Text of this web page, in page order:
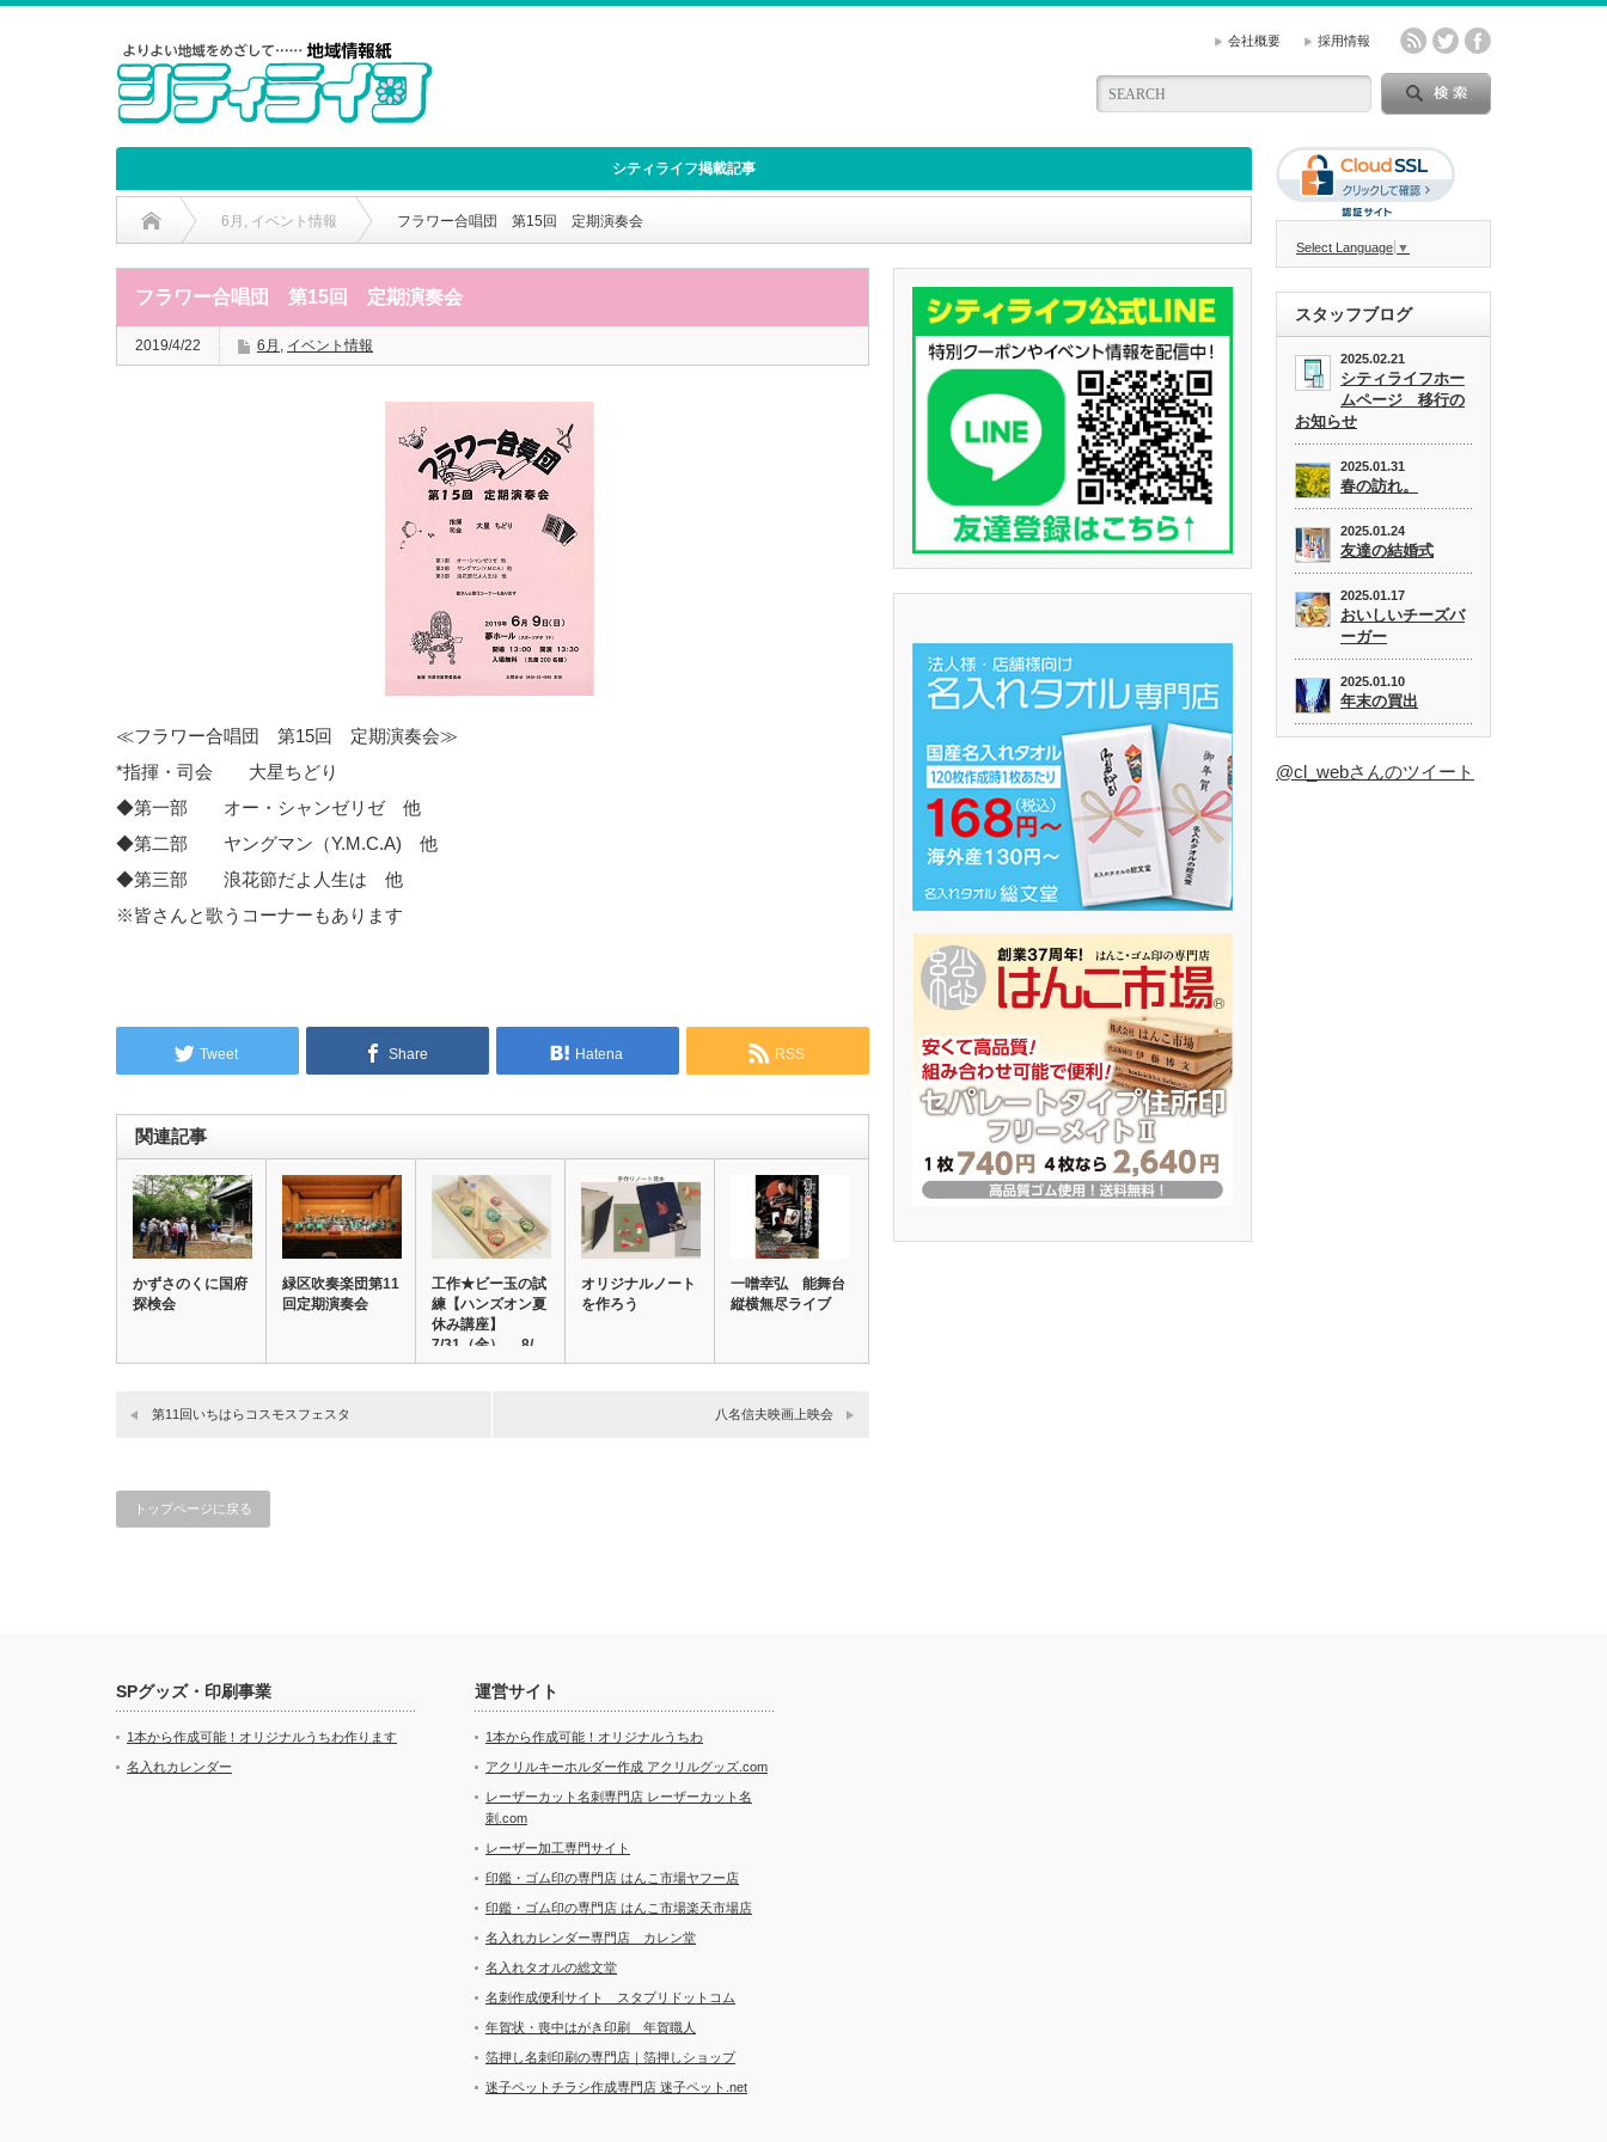
会社概要 採用情報
シティライフ掲載記事
6月 , イベント情報 フラワー合唱団 第15回 定期演奏会
フラワー合唱団 第15回 定期演奏会
2019/4/22 6月 , イベント情報
≪フラワー合唱団 第15回 定期演奏会≫
*指揮・司会 大星ちどり
◆第一部 オー・シャンゼリゼ 他
◆第二部 ヤングマン（Y.M.C.A) 他
◆第三部 浪花節だよ人生は 他
※皆さんと歌うコーナーもあります
Tweet Share Hatena RSS
関連記事
かずさのくに国府
探検会
緑区吹奏楽団第11
回定期演奏会
工作★ビー玉の試
練【ハンズオン夏
休み講座】
7/31（金）、 8/…
オリジナルノート
を作ろう
一噌幸弘 能舞台
縦横無尽ライブ
第11回いちはらコスモスフェスタ 八名信夫映画上映会
トップページに戻る
Select Language ▼
スタッフブログ
2025.02.21
シティライフホー
ムページ 移行の
お知らせ
2025.01.31
春の訪れ。
2025.01.24
友達の結婚式
2025.01.17
おいしいチーズバ
ーガー
2025.01.10
年末の買出
@cl_webさんのツイート
SPグッズ・印刷事業
1本から作成可能！オリジナルうちわ作ります
名入れカレンダー
運営サイト
1本から作成可能！オリジナルうちわ
アクリルキーホルダー作成 アクリルグッズ.com
レーザーカット名刺専門店 レーザーカット名
刺.com
レーザー加工専門サイト
印鑑・ゴム印の専門店 はんこ市場ヤフー店
印鑑・ゴム印の専門店 はんこ市場楽天市場店
名入れカレンダー専門店 カレン堂
名入れタオルの総文堂
名刺作成便利サイト スタプリドットコム
年賀状・喪中はがき印刷 年賀職人
箔押し名刺印刷の専門店｜箔押しショップ
迷子ペットチラシ作成専門店 迷子ペット.net